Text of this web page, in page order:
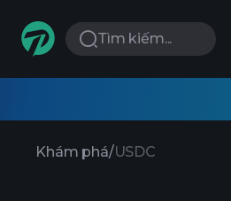
Tìm kiếm...
Khám phá/USDC